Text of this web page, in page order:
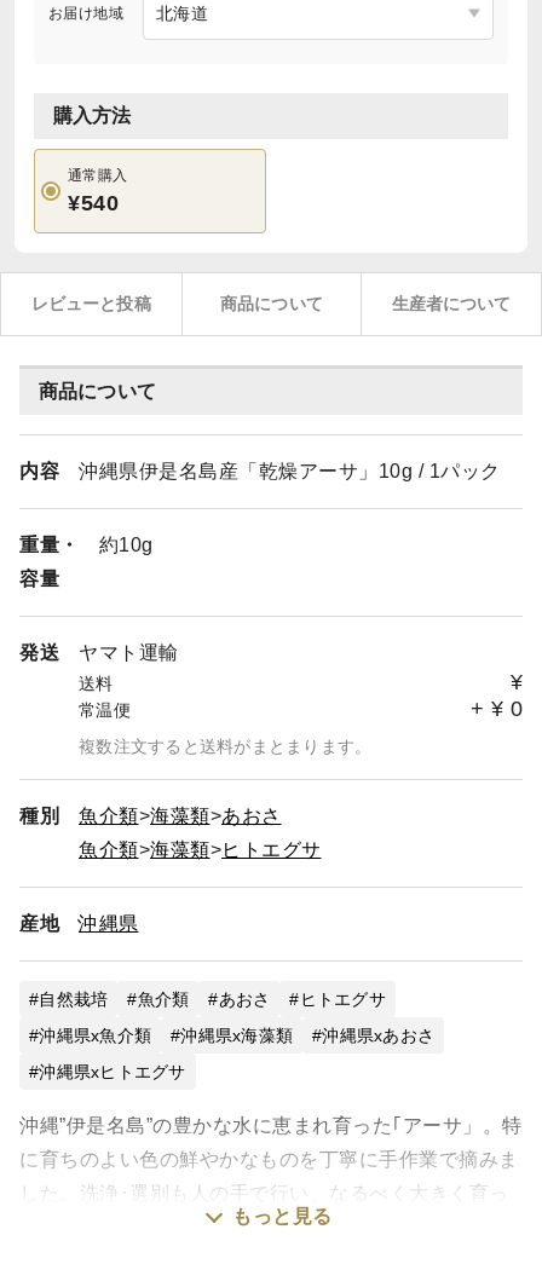
お届け地域
購入方法
通常購入
¥540
レビューと投稿 商品について 生産者について
商品について
内容 沖縄県伊是名島産「乾燥アーサ」10g / 1パック
重量・
容量
約10g
発送 ヤマト運輸
送料 ¥
常温便 + ¥ 0
複数注文すると送料がまとまります。
種別 魚介類 海藻類
あおさ
魚介類 海藻類 ヒトエグサ
産地 沖縄県
自然栽培 魚介類 あおさ
ヒトエグサ
沖縄県x魚介類
沖縄県x海藻類
沖縄県xあおさ
沖縄県xヒトエグサ
沖縄”伊是名島”の豊かな水に恵まれ育った｢アーサ」。特
に育ちのよい色の鮮やかなものを丁寧に手作業で摘みま
した。洗浄･選別も人の手で行い、なるべく大きく育っ
た形そのままを残して沖縄で好まれる”食べ応えのある
もっと見る